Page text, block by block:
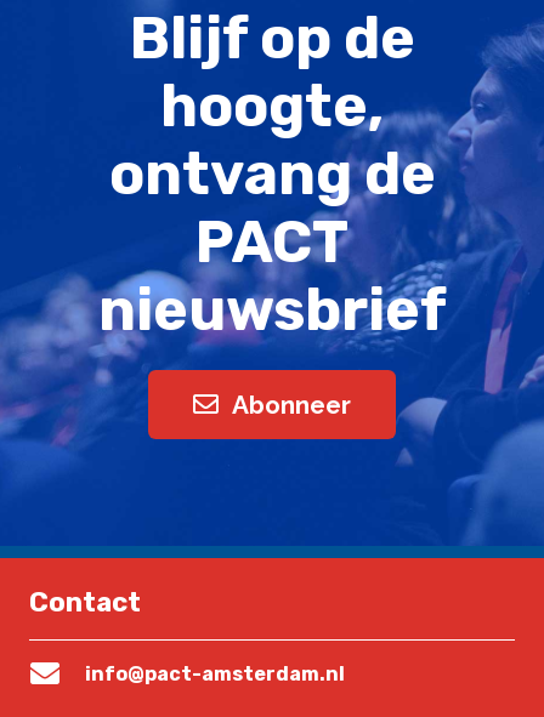
Blijf op de
hoogte,
ontvang de
PACT
nieuwsbrief
Abonneer
Contact
info@pact-amsterdam.nl